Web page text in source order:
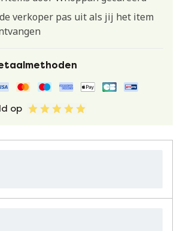
verkoper pas uit als jij het item
op